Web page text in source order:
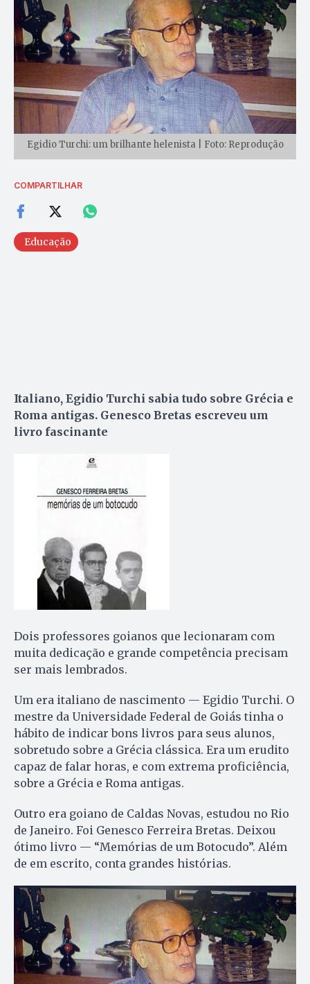
Egidio Turchi: um brilhante helenista | Foto: Reprodução
COMPARTILHAR
Educação
Italiano, Egidio Turchi sabia tudo sobre Grécia e
Roma antigas. Genesco Bretas escreveu um
livro fascinante
Dois professores goianos que lecionaram com
muita dedicação e grande competência precisam
ser mais lembrados.
Um era italiano de nascimento — Egidio Turchi. O
mestre da Universidade Federal de Goiás tinha o
hábito de indicar bons livros para seus alunos,
sobretudo sobre a Grécia clássica. Era um erudito
capaz de falar horas, e com extrema proficiência,
sobre a Grécia e Roma antigas.
Outro era goiano de Caldas Novas, estudou no Rio
de Janeiro. Foi Genesco Ferreira Bretas. Deixou
ótimo livro — “Memórias de um Botocudo”. Além
de em escrito, conta grandes histórias.